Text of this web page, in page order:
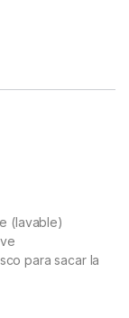
(lavable)
para sacar la